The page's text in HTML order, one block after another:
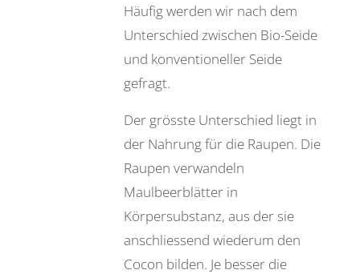
Häufig werden wir nach dem
Unterschied zwischen Bio-Seide
und konventioneller Seide
gefragt.
Der grösste Unterschied liegt in
der Nahrung für die Raupen. Die
Raupen verwandeln
Maulbeerblätter in
Körpersubstanz, aus der sie
anschliessend wiederum den
Cocon bilden. Je besser die